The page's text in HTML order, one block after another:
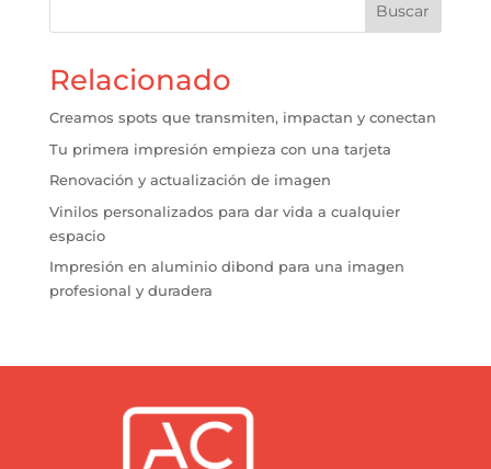
Buscar
Relacionado
Creamos spots que transmiten, impactan y conectan
Tu primera impresión empieza con una tarjeta
Renovación y actualización de imagen
Vinilos personalizados para dar vida a cualquier
espacio
Impresión en aluminio dibond para una imagen
profesional y duradera